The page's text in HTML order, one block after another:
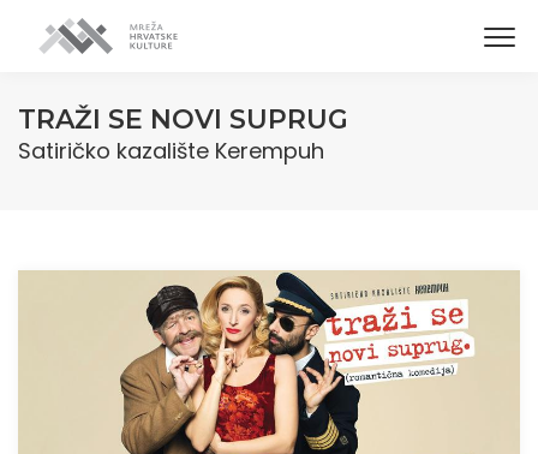
TRAŽI SE NOVI SUPRUG
Satiričko kazalište Kerempuh